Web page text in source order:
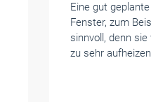
Eine gut
Fenster, zum
sinnvoll, denn
zu sehr